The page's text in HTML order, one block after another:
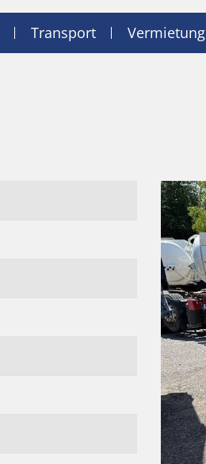
Transport Vermietung